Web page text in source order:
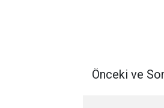
Önceki ve